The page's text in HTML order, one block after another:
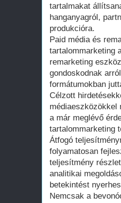
tartalmakat
hanganyagról,
produkcióra.
Paid média és
tartalommarketing
remarketing
gondoskodnak
formátumokban
Célzott
médiaeszközökkel
a már meglévő
tartalommarketing
Átfogó
folyamatosan
teljesítmény
analitikai
betekintést
Nemcsak a